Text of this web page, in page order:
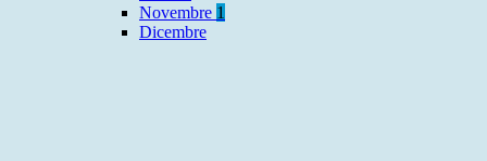
Novembre 1
Dicembre